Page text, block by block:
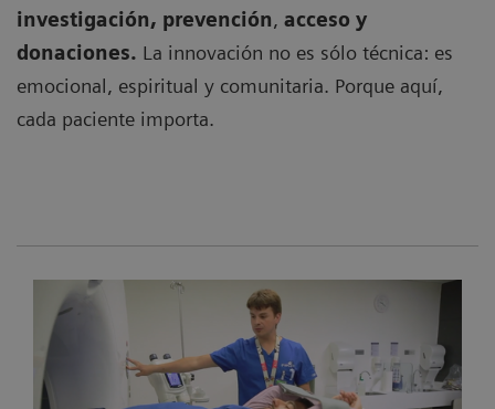
investigación, prevención, acceso y
donaciones. La innovación no es sólo técnica: es
emocional, espiritual y comunitaria. Porque aquí,
cada paciente importa.